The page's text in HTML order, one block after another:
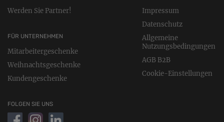
Werden Sie Partner!
FÜR UNTERNEHMEN
Mitarbeitergeschenke
Weihnachtsgeschenke
Kundengeschenke
Impressum
Datenschutz
Allgemeine
Nutzungsbedingungen
AGB B2B
Cookie-Einstellungen
FOLGEN SIE UNS